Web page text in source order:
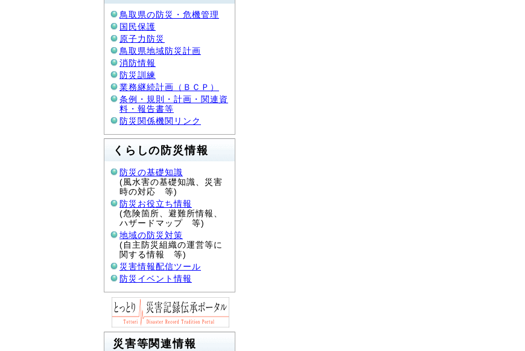
鳥取県の防災・危機管理
国民保護
原子力防災
鳥取県地域防災計画
消防情報
防災訓練
業務継続計画（ＢＣＰ）
条例・規則・計画・関連資
料・報告書等
防災関係機関リンク
くらしの防災情報
防災の基礎知識
(風水害の基礎知識、災害
時の対応 等)
防災お役立ち情報
(危険箇所、避難所情報、
ハザードマップ 等)
地域の防災対策
(自主防災組織の運営等に
関する情報 等)
災害情報配信ツール
防災イベント情報
災害等関連情報